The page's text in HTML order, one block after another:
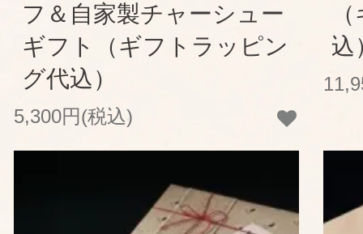
フ＆自家製チャーシュー
ギフト（ギフトラッピン
グ代込）
5,300円(税込)
込